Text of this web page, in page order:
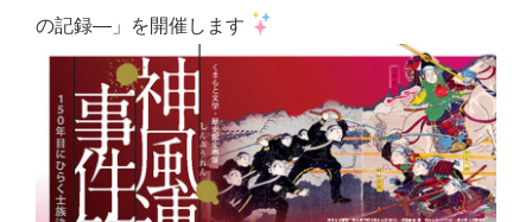
の記録―」を開催します